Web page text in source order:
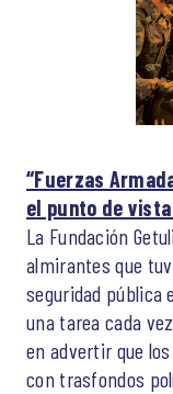
“Fuerzas
el punto de
La Fundación
almirantes que
seguridad pública
una tarea cada
en advertir que
con trasfondos